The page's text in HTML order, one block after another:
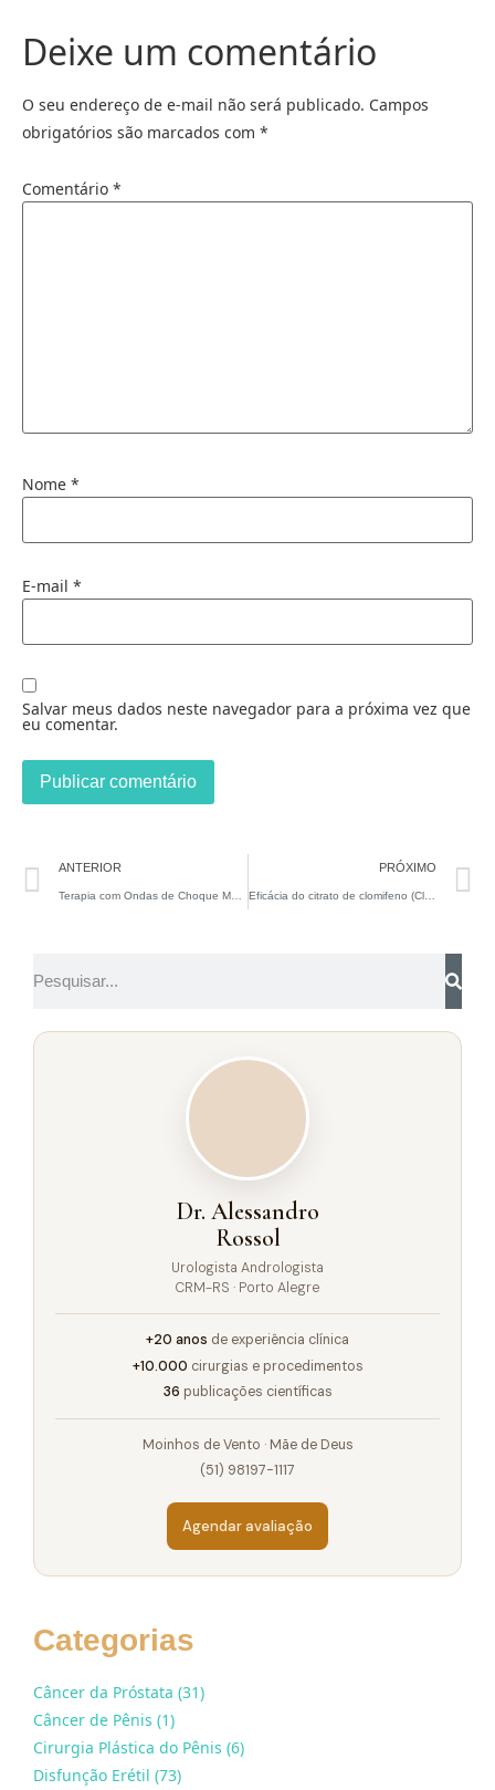
Deixe um comentário
O seu endereço de e-mail não será publicado. Campos
obrigatórios são marcados com *
Comentário *
Nome *
E-mail *
Salvar meus dados neste navegador para a próxima vez que
eu comentar.
ANTERIOR PRÓXIMO
Eficácia do citrato de clomifeno (Clomid) em homens inférteis com testosterona baixa
Dr. Alessandro
Rossol
Urologista Andrologista
CRM-RS · Porto Alegre
+20 anos de experiência clínica
+10.000 cirurgias e procedimentos
36 publicações científicas
Moinhos de Vento · Mãe de Deus
(51) 98197-1117
Agendar avaliação
Categorias
Câncer da Próstata (31)
Câncer de Pênis (1)
Cirurgia Plástica do Pênis (6)
Disfunção Erétil (73)